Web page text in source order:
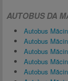
AUTOBUS DA
Autobus
Autobus
Autobus
Autobus
Autobus